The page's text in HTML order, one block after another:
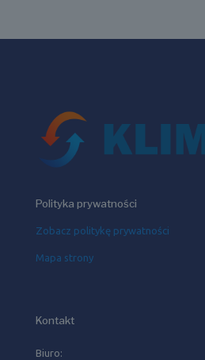
Polityka prywatności
Zobacz politykę prywatności
Mapa strony
Kontakt
Biuro: